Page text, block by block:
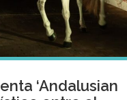
‘Andalusian